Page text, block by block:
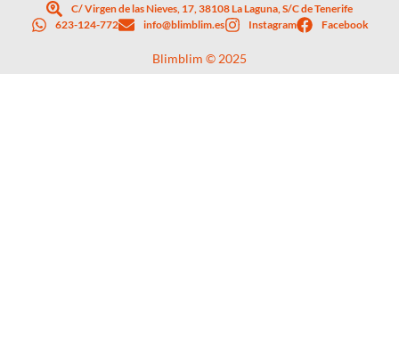
C/ Virgen de las Nieves, 17, 38108 La Laguna, S/C de Tenerife
623-124-772
info@blimblim.es Instagram Facebook
Blimblim © 2025